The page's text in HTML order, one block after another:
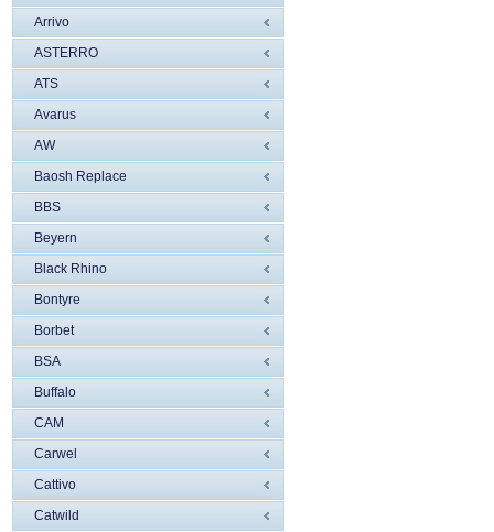
Arrivo
ASTERRO
ATS
Avarus
AW
Baosh Replace
BBS
Beyern
Black Rhino
Bontyre
Borbet
BSA
Buffalo
CAM
Carwel
Cattivo
Catwild